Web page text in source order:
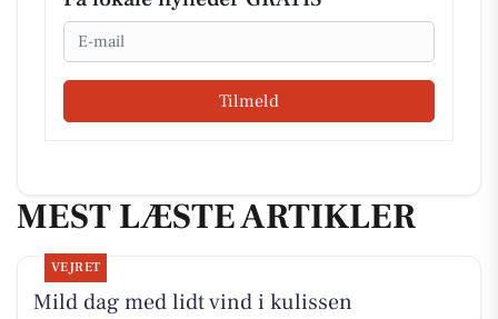
Email
Tilmeld
MEST LÆSTE ARTIKLER
VEJRET
Mild dag med lidt vind i kulissen